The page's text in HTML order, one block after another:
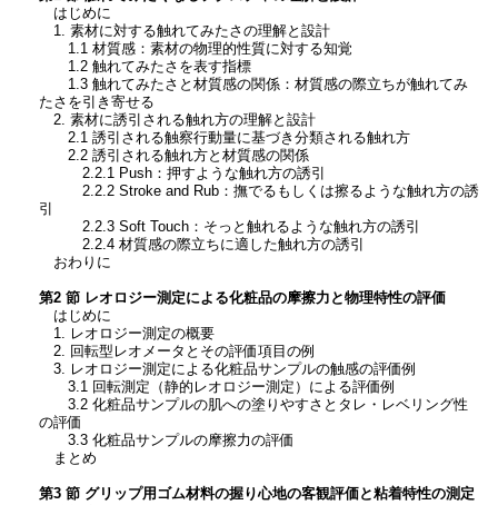
はじめに
1. 素材に対する触れてみたさの理解と設計
1.1 材質感：素材の物理的性質に対する知覚
1.2 触れてみたさを表す指標
1.3 触れてみたさと材質感の関係：材質感の際立ちが触れてみ
たさを引き寄せる
2. 素材に誘引される触れ方の理解と設計
2.1 誘引される触察行動量に基づき分類される触れ方
2.2 誘引される触れ方と材質感の関係
2.2.1 Push：押すような触れ方の誘引
2.2.2 Stroke and Rub：撫でるもしくは擦るような触れ方の誘
引
2.2.3 Soft Touch：そっと触れるような触れ方の誘引
2.2.4 材質感の際立ちに適した触れ方の誘引
おわりに
第2 節 レオロジー測定による化粧品の摩擦力と物理特性の評価
はじめに
1. レオロジー測定の概要
2. 回転型レオメータとその評価項目の例
3. レオロジー測定による化粧品サンプルの触感の評価例
3.1 回転測定（静的レオロジー測定）による評価例
3.2 化粧品サンプルの肌への塗りやすさとタレ・レベリング性
の評価
3.3 化粧品サンプルの摩擦力の評価
まとめ
第3 節 グリップ用ゴム材料の握り心地の客観評価と粘着特性の測定